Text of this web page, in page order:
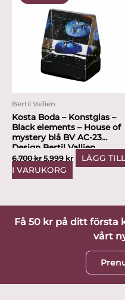
Bertil Vallien
Kosta Boda – Konstglas –
Black elements – House of
mystery blå BV AC-23
Design Bertil Vallien
6,700kr
var:
6,700 kr.
5,999 kr
är:
5,999 kr.
LÄGG TILL
I VARUKORG
Få 50 kr på ditt första
vårt